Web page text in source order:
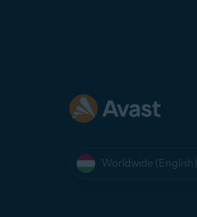
Worldwide (English)